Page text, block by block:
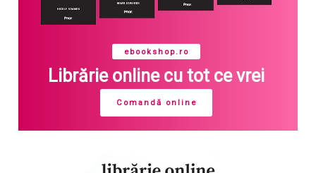
ebookshop.ro
Librărie online cu tot ce vrei
Comandă online